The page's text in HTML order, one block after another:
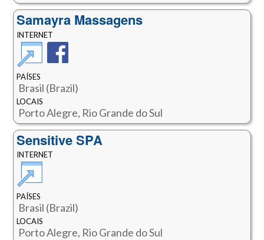
Samayra Massagens
INTERNET
PAÍSES
Brasil (Brazil)
LOCAIS
Porto Alegre, Rio Grande do Sul
Sensitive SPA
INTERNET
PAÍSES
Brasil (Brazil)
LOCAIS
Porto Alegre, Rio Grande do Sul